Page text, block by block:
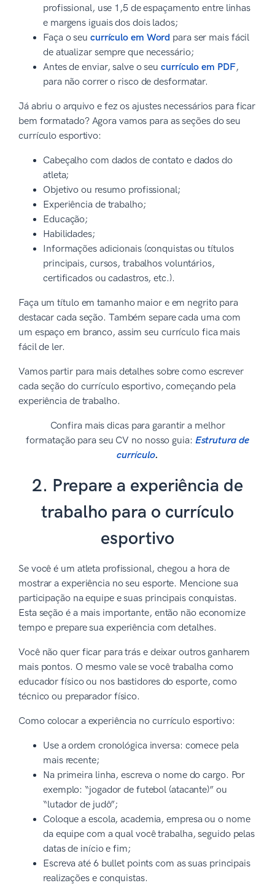
profissional, use 1,5 de espaçamento entre linhas
e margens iguais dos dois lados;
Faça o seu currículo em Word para ser mais fácil
de atualizar sempre que necessário;
Antes de enviar, salve o seucurrículo em PDF,
para não correr o risco de desformatar.
Já abriu o arquivo e fez os ajustes necessários para ficar
bem formatado? Agora vamos para as seções do seu
currículo esportivo:
Cabeçalho com dados de contato e dados do
atleta;
Objetivo ou resumo profissional;
Experiência de trabalho;
Educação;
Habilidades;
Informações adicionais (conquistas ou títulos
principais, cursos, trabalhos voluntários,
certificados ou cadastros, etc.).
Faça um título em tamanho maior e em negrito para
destacar cada seção. Também separe cada uma com
um espaço em branco, assim seu currículo fica mais
fácil de ler.
Vamos partir para mais detalhes sobre como escrever
cada seção do currículo esportivo, começando pela
experiência de trabalho.
Confira mais dicas para garantir a melhor
formatação para seu CV no nosso guia: Estrutura de
currículo.
2. Prepare a experiência de
trabalho para o currículo
esportivo
Se você é um atleta profissional, chegou a hora de
mostrar a experiência no seu esporte. Mencione sua
participação na equipe e suas principais conquistas.
Esta seção é a mais importante, então não economize
tempo e prepare sua experiência com detalhes.
Você não quer ficar para trás e deixar outros ganharem
mais pontos. O mesmo vale se você trabalha como
educador físico ou nos bastidores do esporte, como
técnico ou preparador físico.
Como colocar a experiência no currículo esportivo:
Use a ordem cronológica inversa: comece pela
mais recente;
Na primeira linha, escreva o nome do cargo. Por
exemplo: “jogador de futebol (atacante)” ou
“lutador de judô”;
Coloque a escola, academia, empresa ou o nome
da equipe com a qual você trabalha, seguido pelas
datas de início e fim;
Escreva até 6 bullet points com as suas principais
realizações e conquistas.